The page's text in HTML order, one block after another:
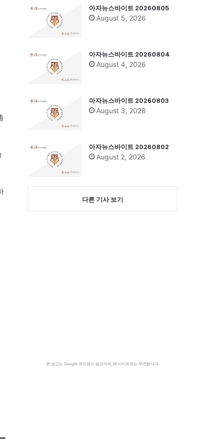
아자뉴스바이트 20260805
August 5, 2026
아자뉴스바이트 20260804
August 4, 2026
아자뉴스바이트 20260803
August 3, 2026
아자뉴스바이트 20260802
August 2, 2026
다른 기사 보기
본 광고는 Google 애드센스 광고이며, 본 사이트와는 무관합니다.